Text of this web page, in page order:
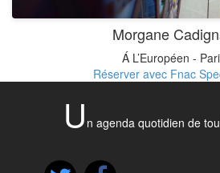
Morgane
Á L’Européen -
Réserver avec Fnac
U n agenda quotidien de